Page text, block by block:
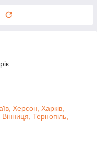
Херсон, Харків,
Тернопіль,